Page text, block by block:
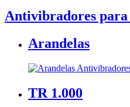
Antivibradores para
Arandelas
TR 1.000